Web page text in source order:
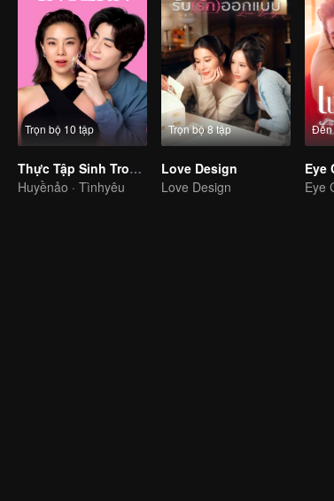
Trọn bộ 10 tập
Thực Tập Sinh Trong Trái Tim Tôi
Huyềnảo · Tìnhyêu
Trọn bộ 8 tập
Love Design
Love Design
Đến
Eye
Eye